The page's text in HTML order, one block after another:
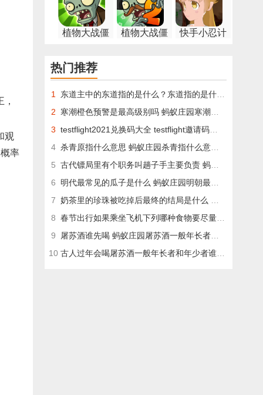
观
率
植物大战僵
植物大战僵
快手小忍计
热门推荐
1
2
3
4
5
6
7
8
9
10